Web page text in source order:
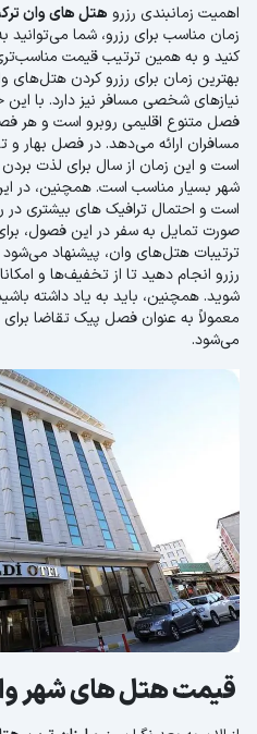
اهمیت زمانبندی رزرو هتل های وان
زمان مناسب برای رزرو، شما می‌توانید
کنید و به همین ترتیب قیمت
بهترین زمان برای رزرو کردن هتل‌های
نیازهای شخصی مسافر نیز دارد. با
فصل متنوع اقلیمی روبرو است و هر
مسافران ارائه می‌دهد. در فصل بهار و
است و این زمان از سال برای لذت بردن
شهر بسیار مناسب است. همچنین، در
است و احتمال ترافیک های بیشتری در
صورت تمایل به سفر در این فصول، برای
ترتیبات هتل‌های وان، پیشنهاد
رزرو انجام دهید تا از تخفیف‌ها و
شوید. همچنین، باید به یاد داشته
معمولاً به عنوان فصل پیک تقاضا برای
می‌شود.
قیمت هتل های شهر